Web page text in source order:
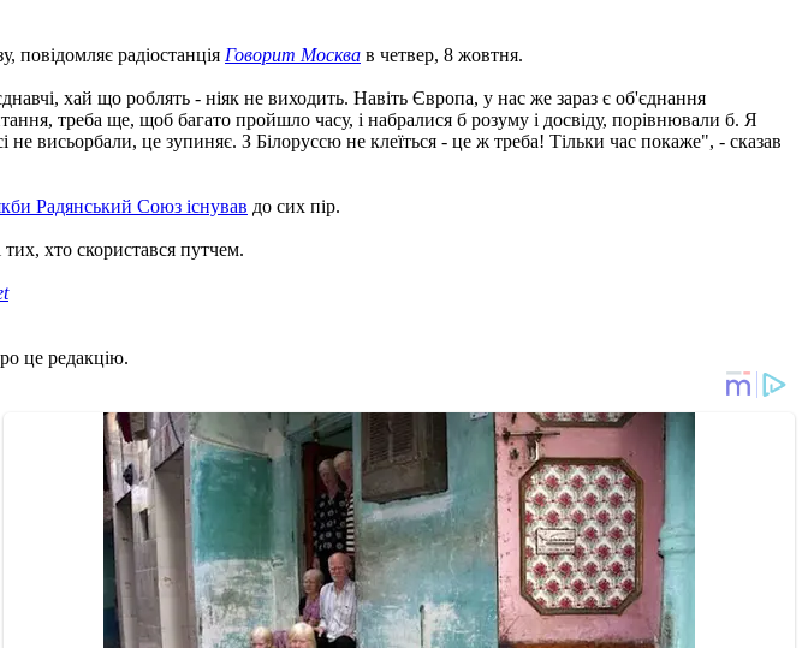
радіостанція Говорит Москва в четвер, 8 жовтня.
хай що роблять - ніяк не виходить. Навіть Європа, у нас же зараз є об'єднання
треба ще, щоб багато пройшло часу, і набралися б розуму і досвіду, порівнювали б. Я
висьорбали, це зупиняє. З Білоруссю не клеїться - це ж треба! Тільки час покаже", - сказав
Радянський Союз існував до сих пір.
хто скористався путчем.
це редакцію.